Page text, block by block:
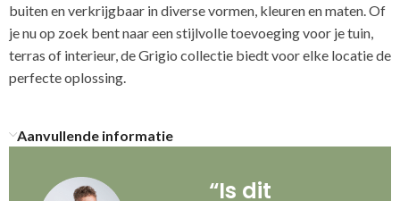
buiten en verkrijgbaar in diverse vormen, kleuren en maten. Of
je nu op zoek bent naar een stijlvolle toevoeging voor je tuin,
terras of interieur, de Grigio collectie biedt voor elke locatie de
perfecte oplossing.
Aanvullende informatie
“Is dit